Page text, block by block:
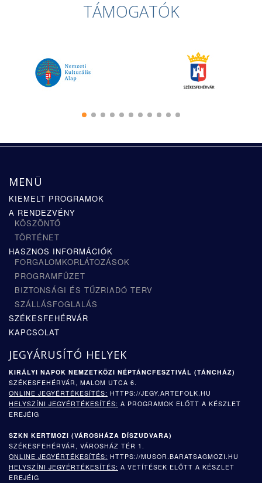
TÁMOGATÓK
MENÜ
KIEMELT PROGRAMOK
A RENDEZVÉNY
KÖSZÖNTŐ
TÖRTÉNET
HASZNOS INFORMÁCIÓK
FORGALOMKORLÁTOZÁSOK
PROGRAMFÜZET
BIZTONSÁGI ÉS TŰZRIADÓ TERV
SZÁLLÁSFOGLALÁS
SZÉKESFEHÉRVÁR
KAPCSOLAT
JEGYÁRUSÍTÓ HELYEK
KIRÁLYI NAPOK NEMZETKÖZI NÉPTÁNCFESZTIVÁL (TÁNCHÁZ)
SZÉKESFEHÉRVÁR, MALOM UTCA 6.
ONLINE JEGYÉRTÉKESÍTÉS: HTTPS://JEGY.ARTEFOLK.HU
HELYSZÍNI JEGYÉRTÉKESÍTÉS: A PROGRAMOK ELŐTT A KÉSZLET
EREJÉIG
SZKN KERTMOZI (VÁROSHÁZA DÍSZUDVARA)
SZÉKESFEHÉRVÁR, VÁROSHÁZ TÉR 1.
ONLINE JEGYÉRTÉKESÍTÉS: HTTPS://MUSOR.BARATSAGMOZI.HU
HELYSZÍNI JEGYÉRTÉKESÍTÉS: A VETÍTÉSEK ELŐTT A KÉSZLET
EREJÉIG